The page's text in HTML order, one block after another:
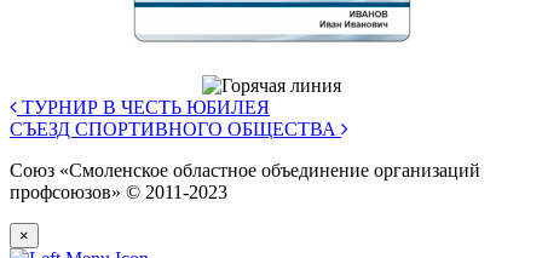
ТУРНИР В ЧЕСТЬ ЮБИЛЕЯ
СЪЕЗД СПОРТИВНОГО ОБЩЕСТВА
Союз «Смоленское областное объединение организаций
профсоюзов» © 2011-2023
×